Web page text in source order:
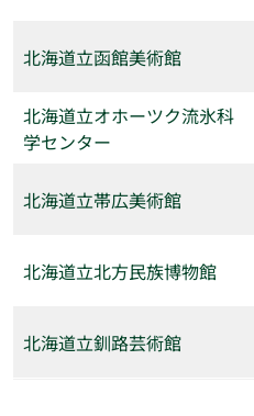
北海道立函館美術館
北海道立オホーツク流氷科
学センター
北海道立帯広美術館
北海道立北方民族博物館
北海道立釧路芸術館